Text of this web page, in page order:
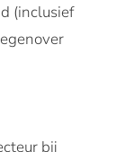
(inclusief
bij